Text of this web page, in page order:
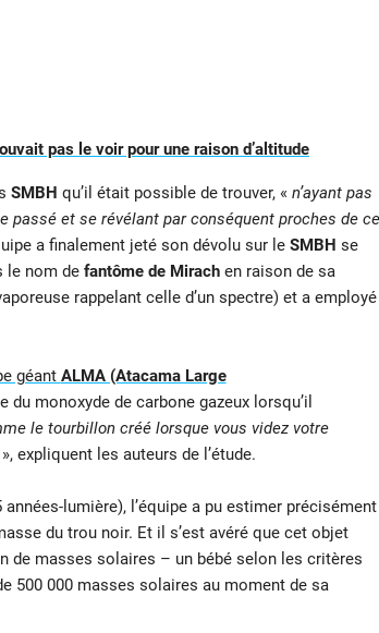
pas le voir pour une raison d’altitude
SMBH qu’il était possible de trouver, « n’ayant pas
passé et se révélant par conséquent proches de ce
a finalement jeté son dévolu sur le SMBH se
le nom de fantôme de Mirachen raison de sa
rappelant celle d’un spectre) et a employé
géant ALMA (Atacama Large
du monoxyde de carbone gazeux lorsqu’il
le tourbillon créé lorsque vous videz votre
expliquent les auteurs de l’étude.
années-lumière), l’équipe a pu estimer précisément
du trou noir. Et il s’est avéré que cet objet
de masses solaires – un bébé selon les critères
500 000 masses solaires au moment de sa